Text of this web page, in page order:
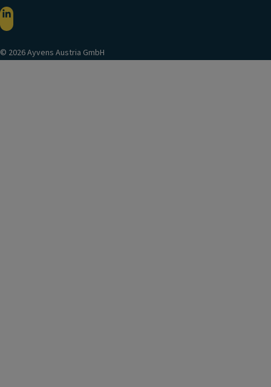
© 2026 Ayvens Austria GmbH